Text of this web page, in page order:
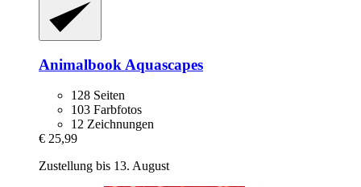
Animalbook Aquascapes
128 Seiten
103 Farbfotos
12 Zeichnungen
€ 25,99
Zustellung bis 13. August